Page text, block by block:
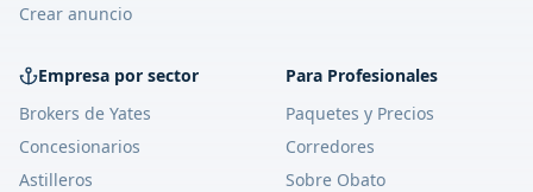
Crear anuncio
Empresa por sector
Brokers de Yates
Concesionarios
Astilleros
Para Profesionales
Paquetes y Precios
Corredores
Sobre Obato